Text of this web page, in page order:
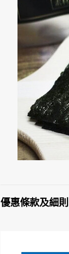
優惠條款及細則